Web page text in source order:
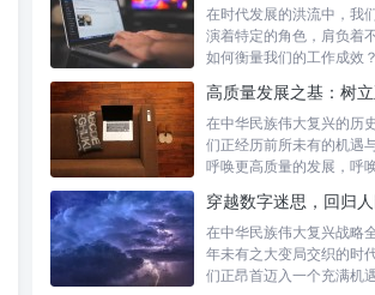
在时代发展的洪流中，我
演着特定的角色，肩负着
如何衡量我们的工作成效
在中华民族伟大复兴的历
们正经历前所未有的机遇
呼唤更高质量的发展，呼
在中华民族伟大复兴战略
年未有之大变局交织的时
们正昂首迈入一个充满机